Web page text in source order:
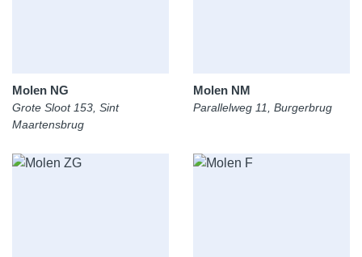
Molen NG
Grote Sloot 153, Sint
Maartensbrug
Molen NM
Parallelweg 11, Burgerbrug